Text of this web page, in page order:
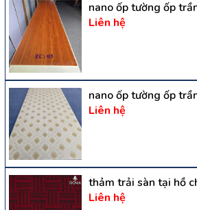
nano ốp tường ốp
Liên hệ
nano ốp tường ốp
Liên hệ
thảm trải sàn tại hồ
Liên hệ